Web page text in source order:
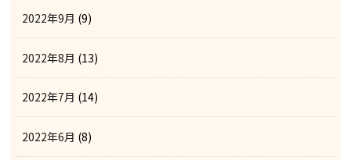
2022年9月 (9)
2022年8月 (13)
2022年7月 (14)
2022年6月 (8)